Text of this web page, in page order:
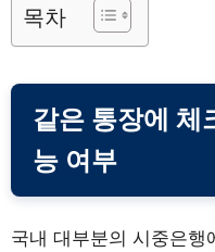
목차
같은 통장에 체
능 여부
국내 대부분의 시중은행